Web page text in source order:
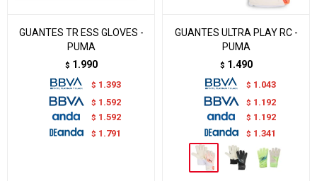
GUANTES TR ESS GLOVES -
PUMA
$ 1.990
$ 1.393
$ 1.592
$ 1.592
$ 1.791
GUANTES ULTRA PLAY RC -
PUMA
$ 1.490
$ 1.043
$ 1.192
$ 1.192
$ 1.341